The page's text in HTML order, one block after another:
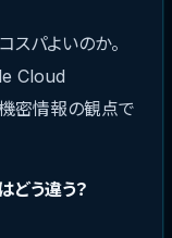
パよいのか。
Cloud
密情報の観点で
う違う？